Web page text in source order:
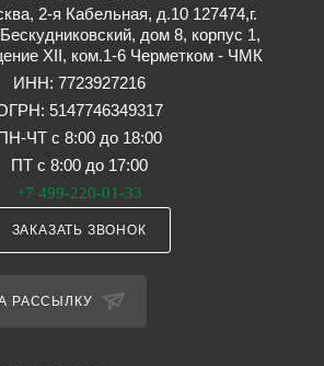
2-я Кабельная, д.10 127474,г.
дом 8, корпус 1,
XII, ком.1-6 Черметком - ЧМК
ИНН: 7723927216
5147746349317
ЧТ с 8:00 до 18:00
ПТ с 8:00 до 17:00
+7 499-220-01-33
ЗАКАЗАТЬ ЗВОНОК
РАССЫЛКУ